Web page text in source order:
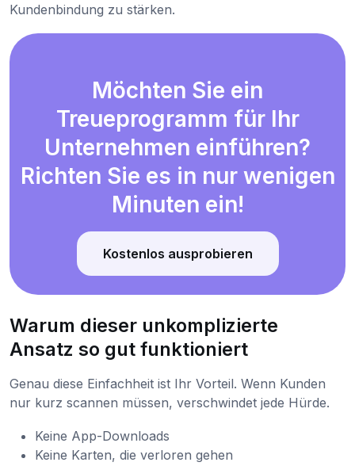
Kundenbindung zu stärken.
Möchten Sie ein
Treueprogramm für Ihr
Unternehmen einführen?
Richten Sie es in nur wenigen
Minuten ein!
Kostenlos ausprobieren
Warum dieser unkomplizierte
Ansatz so gut funktioniert
Genau diese Einfachheit ist Ihr Vorteil. Wenn Kunden
nur kurz scannen müssen, verschwindet jede Hürde.
Keine App-Downloads
Keine Karten, die verloren gehen